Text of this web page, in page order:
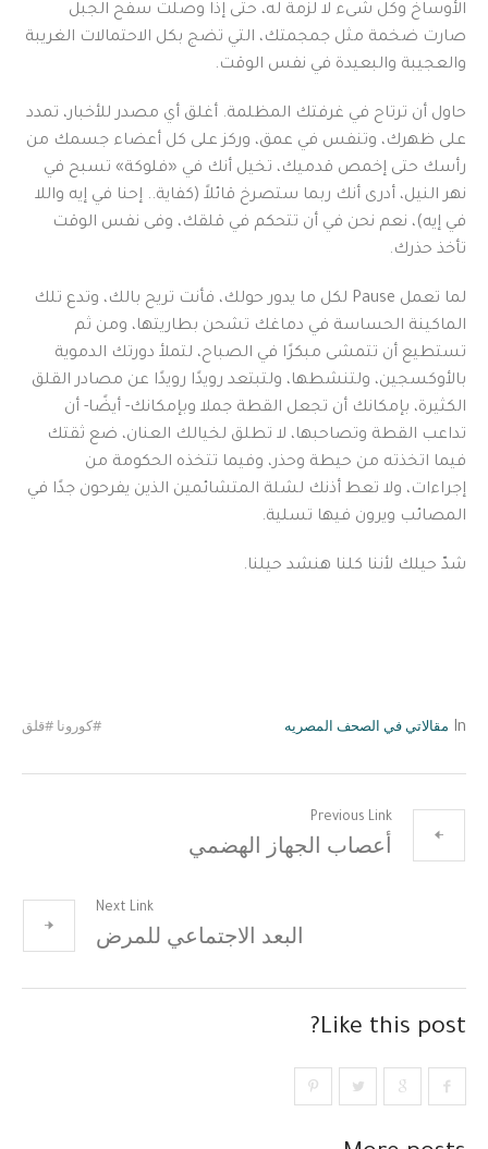
الأوساخ وكل شىء لا لزمة له، حتى إذا وصلت سفح الجبل
صارت ضخمة مثل جمجمتك، التي تضج بكل الاحتمالات الغريبة
والعجيبة والبعيدة في نفس الوقت.
حاول أن ترتاح في غرفتك المظلمة. أغلق أي مصدر للأخبار، تمدد
على ظهرك، وتنفس في عمق، وركز على كل أعضاء جسمك من
رأسك حتى إخمص قدميك، تخيل أنك في «فلوكة» تسبح في
نهر النيل، أدرى أنك ربما ستصرخ قائلاً (كفاية.. إحنا في إيه واللا
في إيه)، نعم نحن في أن تتحكم في قلقك، وفى نفس الوقت
تأخذ حذرك.
لما تعمل Pause لكل ما يدور حولك، فأنت تريح بالك، وتدع تلك
الماكينة الحساسة في دماغك تشحن بطاريتها، ومن ثم
تستطيع أن تتمشى مبكرًا في الصباح، لتملأ دورتك الدموية
بالأوكسجين، ولتنشطها، ولتبتعد رويدًا رويدًا عن مصادر القلق
الكثيرة، بإمكانك أن تجعل القطة جملا وبإمكانك- أيضًا- أن
تداعب القطة وتصاحبها، لا تطلق لخيالك العنان، ضع ثقتك
فيما اتخذته من حيطة وحذر، وفيما تتخذه الحكومة من
إجراءات، ولا تعط أذنك لشلة المتشائمين الذين يفرحون جدًا في
المصائب ويرون فيها تسلية.
شدّ حيلك لأننا كلنا هنشد حيلنا.
In مقالاتي في الصحف المصريه #كورونا #قلق
Previous Link
أعصاب الجهاز الهضمي
Next Link
البعد الاجتماعي للمرض
Like this post?